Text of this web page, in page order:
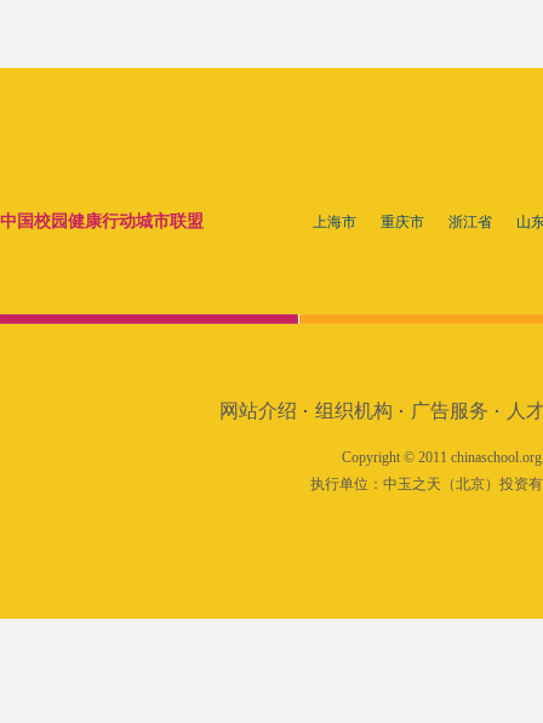
中国校园健康行动城市联盟 上海市 重庆市 浙江省 山
网站介绍 · 组织机构 · 广告服务 · 人
Copyright © 2011
执行单位： 中玉之天（北京）投资